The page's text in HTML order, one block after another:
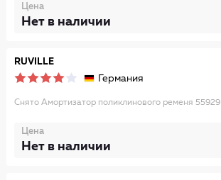
Цена
Нет в наличии
RUVILLE
Германия
Снято Амортизатор поликлинового ременя 55929
Цена
Нет в наличии